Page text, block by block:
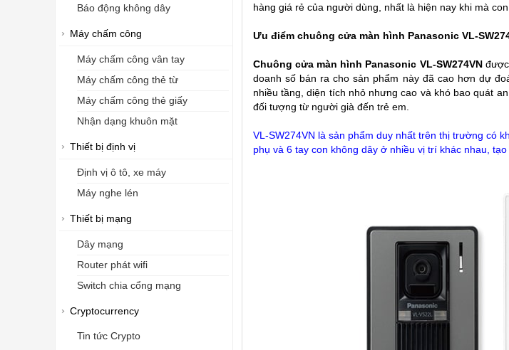
Báo động không dây
Máy chấm công
Máy chấm công vân tay
Máy chấm công thẻ từ
Máy chấm công thẻ giấy
Nhận dạng khuôn mặt
Thiết bị định vị
Định vị ô tô, xe máy
Máy nghe lén
Thiết bị mạng
Dây mạng
Router phát wifi
Switch chia cổng mạng
Cryptocurrency
Tin tức Crypto
hàng giá rẻ của người dùng, nhất là hiện nay khi mà
Ưu điểm chuông cửa màn hình Panasonic VL-
Chuông cửa màn hình Panasonic VL-SW274VN
doanh số bán ra cho sản phẩm này đã cao hơn dự
nhiều tầng, diện tích nhỏ nhưng cao và khó bao quát
đối tượng từ người già đến trẻ em.
VL-SW274VN là sản phẩm duy nhất trên thị trường có
phụ và 6 tay con không dây ở nhiều vị trí khác nhau,